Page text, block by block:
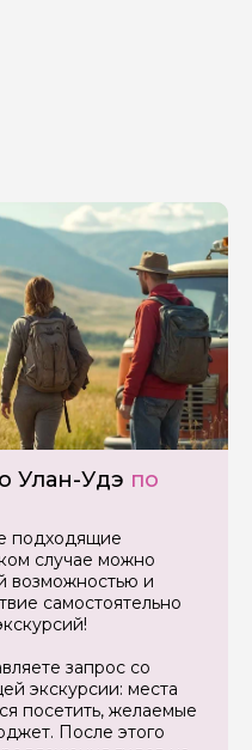
Улан-Удэ по
подходящие
случае можно
возможностью и
самостоятельно
запрос со
экскурсии: места
посетить, желаемые
После этого